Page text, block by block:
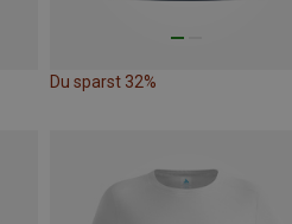
Du sparst 32%